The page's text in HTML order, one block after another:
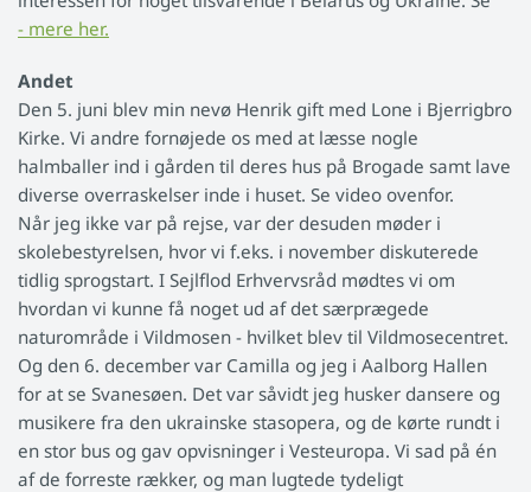
- mere her.
Andet
Den 5. juni blev min nevø Henrik gift med Lone i Bjerrigbro
Kirke. Vi andre fornøjede os med at læsse nogle
halmballer ind i gården til deres hus på Brogade samt lave
diverse overraskelser inde i huset. Se video ovenfor.
Når jeg ikke var på rejse, var der desuden møder i
skolebestyrelsen, hvor vi f.eks. i november diskuterede
tidlig sprogstart. I Sejlflod Erhvervsråd mødtes vi om
hvordan vi kunne få noget ud af det særprægede
naturområde i Vildmosen - hvilket blev til Vildmosecentret.
Og den 6. december var Camilla og jeg i Aalborg Hallen
for at se Svanesøen. Det var såvidt jeg husker dansere og
musikere fra den ukrainske stasopera, og de kørte rundt i
en stor bus og gav opvisninger i Vesteuropa. Vi sad på én
af de forreste rækker, og man lugtede tydeligt